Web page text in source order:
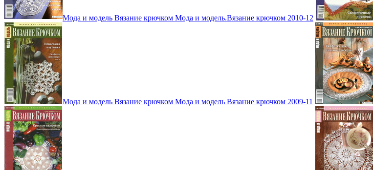
Мода и модель Вязание крючком Мода и модель.Вязание крючком 2010-12
Мода и модель Вязание крючком Мода и модель Вязание крючком 2009-11